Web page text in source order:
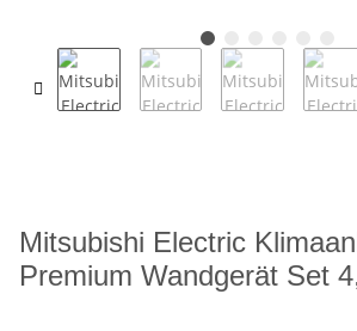
Mitsubishi Electric
Premium Wandgerät Set